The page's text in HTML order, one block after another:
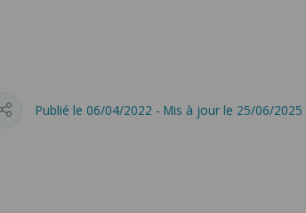
Publié le 06/04/2022 - Mis à jour le 25/06/2025